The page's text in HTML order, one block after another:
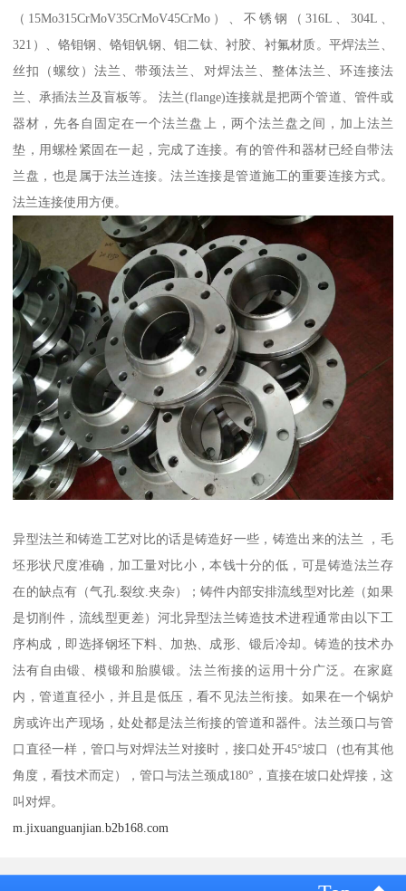
（15Mo315CrMoV35CrMoV45CrMo）、不锈钢（316L、304L、
321）、铬钼钢、铬钼钒钢、钼二钛、衬胶、衬氟材质。平焊法兰、
丝扣（螺纹）法兰、带颈法兰、对焊法兰、整体法兰、环连接法
兰、承插法兰及盲板等。 法兰(flange)连接就是把两个管道、管件或
器材，先各自固定在一个法兰盘上，两个法兰盘之间，加上法兰
垫，用螺栓紧固在一起，完成了连接。有的管件和器材已经自带法
兰盘，也是属于法兰连接。法兰连接是管道施工的重要连接方式。
法兰连接使用方便。
异型法兰和铸造工艺对比的话是铸造好一些，铸造出来的法兰 ，毛
坯形状尺度准确，加工量对比小，本钱十分的低，可是铸造法兰存
在的缺点有（气孔.裂纹.夹杂）；铸件内部安排流线型对比差（如果
是切削件，流线型更差）河北异型法兰铸造技术进程通常由以下工
序构成，即选择钢坯下料、加热、成形、锻后冷却。铸造的技术办
法有自由锻、模锻和胎膜锻。法兰衔接的运用十分广泛。在家庭
内，管道直径小，并且是低压，看不见法兰衔接。如果在一个锅炉
房或许出产现场，处处都是法兰衔接的管道和器件。法兰颈口与管
口直径一样，管口与对焊法兰对接时，接口处开45°坡口（也有其他
角度，看技术而定），管口与法兰颈成180°，直接在坡口处焊接，这
叫对焊。
m.jixuanguanjian.b2b168.com